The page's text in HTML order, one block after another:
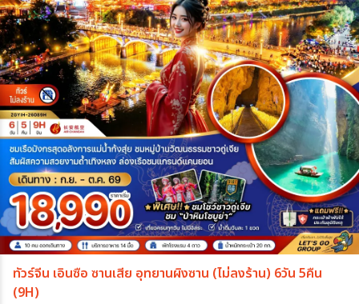
ทัวร์จีน เอินซือ ซานเสีย อุทยานผิงซาน (ไม่ลงร้าน) 6วัน 5คืน
(9H)